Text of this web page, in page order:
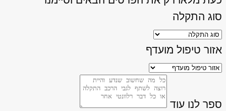
סוג התקלה
אזור טיפול מועדף
ספר לנו עוד